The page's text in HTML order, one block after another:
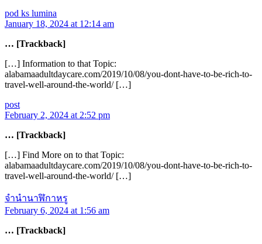
pod ks lumina
January 18, 2024 at 12:14 am
… [Trackback]
[…] Information to that Topic:
alabamaadultdaycare.com/2019/10/08/you-dont-have-to-be-rich-to-
travel-well-around-the-world/ […]
post
February 2, 2024 at 2:52 pm
… [Trackback]
[…] Find More on to that Topic:
alabamaadultdaycare.com/2019/10/08/you-dont-have-to-be-rich-to-
travel-well-around-the-world/ […]
จำนำนาฬิกาหรู
February 6, 2024 at 1:56 am
… [Trackback]